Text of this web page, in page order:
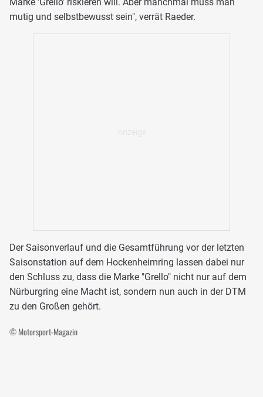
mutig und selbstbewusst sein", verrät Raeder.
Der Saisonverlauf und die Gesamtführung vor der letzten
Saisonstation auf dem Hockenheimring lassen dabei nur
den Schluss zu, dass die Marke "Grello" nicht nur auf dem
Nürburgring eine Macht ist, sondern nun auch in der DTM
zu den Großen gehört.
© Motorsport-Magazin